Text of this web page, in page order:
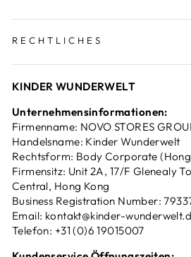
RECHTLICHES
KINDER WUNDERWELT
Unternehmensinformationen:
Firmenname: NOVO STORES
Handelsname: Kinder Wunderwelt
Rechtsform: Body Corporate
Firmensitz: Unit 2A, 17/F Glenealy
Central, Hong Kong
Business Registration Number:
Email: kontakt@kinder-
Telefon: +31 (0)6 19015007